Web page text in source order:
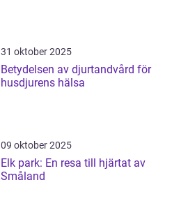
31 oktober 2025
Betydelsen av djurtandvård för
husdjurens hälsa
09 oktober 2025
Elk park: En resa till hjärtat av
Småland